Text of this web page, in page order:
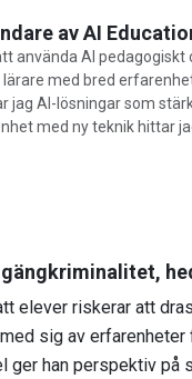
av AI
använda AI
med bred
jag AI-lösningar som
med ny teknik hittar
elever riskerar att
sig av
han perspektiv på